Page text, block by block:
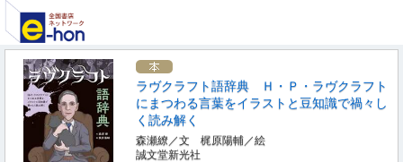
ラヴクラフト語辞典 Ｈ・Ｐ・ラヴクラフト
にまつわる言葉をイラストと豆知識で禍々し
く読み解く
森瀬繚／文 梶原陽輔／絵
誠文堂新光社